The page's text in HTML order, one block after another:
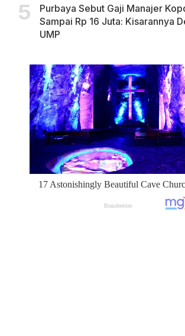
Purbaya Sebut Gaji Manajer
Sampai Rp 16 Juta: Kisarannya
UMP